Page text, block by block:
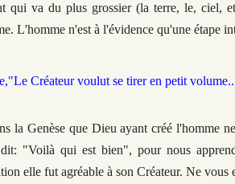
qui va du plus grossier (la terre, le, ciel,
L'homme n'est à l'évidence qu'une étape
Créateur voulut se tirer en petit
la Genèse que Dieu ayant créé l'homme
"Voilà qui est bien", pour nous
elle fut agréable à son Créateur. Ne vous